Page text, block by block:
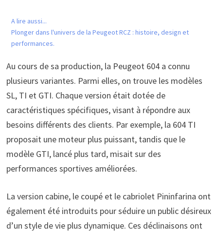
A lire aussi...
Plonger dans l'univers de la Peugeot RCZ : histoire, design et
performances.
Au cours de sa production, la Peugeot 604 a connu
plusieurs variantes. Parmi elles, on trouve les modèles
SL, TI et GTI. Chaque version était dotée de
caractéristiques spécifiques, visant à répondre aux
besoins différents des clients. Par exemple, la 604 TI
proposait une moteur plus puissant, tandis que le
modèle GTI, lancé plus tard, misait sur des
performances sportives améliorées.
La version cabine, le coupé et le cabriolet Pininfarina ont
également été introduits pour séduire un public désireux
d’un style de vie plus dynamique. Ces déclinaisons ont